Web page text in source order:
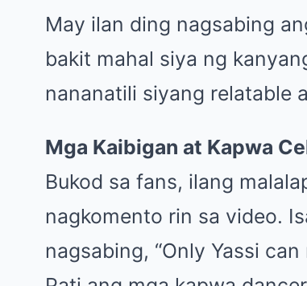
May ilan ding nagsabing
bakit mahal siya ng
nananatili siyang relatable
Mga Kaibigan at Kapwa
Bukod sa fans, ilang
nagkomento rin sa video.
nagsabing, “Only Yassi